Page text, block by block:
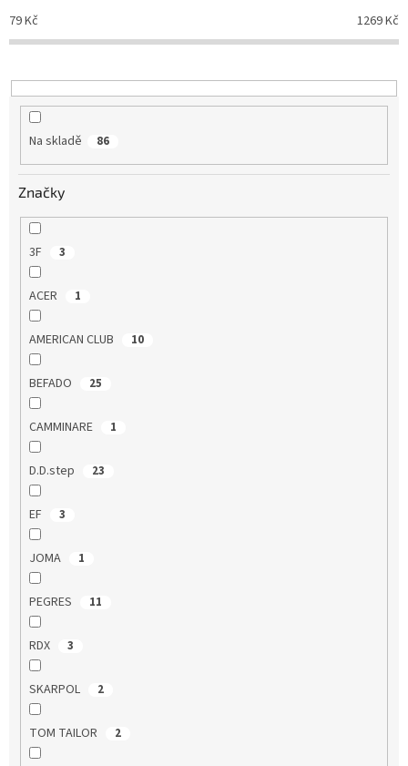
p
r
o
u
79Kč 1269Kč
Na skladě 86
Značky
3F 3
ACER 1
AMERICAN CLUB 10
BEFADO 25
CAMMINARE 1
D.D.step 23
EF 3
JOMA 1
PEGRES 11
RDX 3
SKARPOL 2
TOM TAILOR 2